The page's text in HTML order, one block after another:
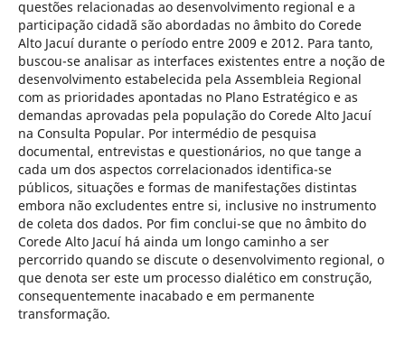
questões relacionadas ao desenvolvimento regional e a
participação cidadã são abordadas no âmbito do Corede
Alto Jacuí durante o período entre 2009 e 2012. Para tanto,
buscou-se analisar as interfaces existentes entre a noção de
desenvolvimento estabelecida pela Assembleia Regional
com as prioridades apontadas no Plano Estratégico e as
demandas aprovadas pela população do Corede Alto Jacuí
na Consulta Popular. Por intermédio de pesquisa
documental, entrevistas e questionários, no que tange a
cada um dos aspectos correlacionados identifica-se
públicos, situações e formas de manifestações distintas
embora não excludentes entre si, inclusive no instrumento
de coleta dos dados. Por fim conclui-se que no âmbito do
Corede Alto Jacuí há ainda um longo caminho a ser
percorrido quando se discute o desenvolvimento regional, o
que denota ser este um processo dialético em construção,
consequentemente inacabado e em permanente
transformação.